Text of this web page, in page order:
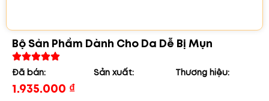
Bộ Sản Phẩm Dành Cho Da Dễ Bị Mụn
Đã bán: Sản xuất: Thương hiệu:
1.935.000 ₫